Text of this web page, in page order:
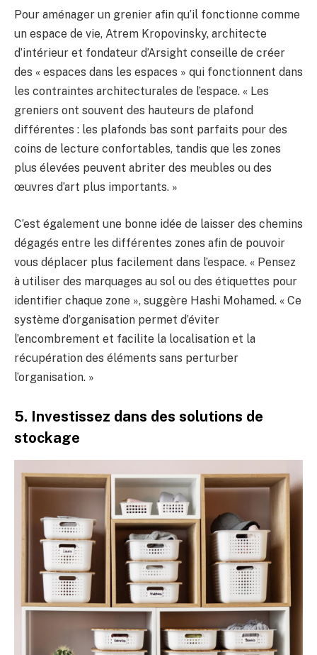
Pour aménager un grenier afin qu’il fonctionne comme
un espace de vie, Atrem Kropovinsky, architecte
d’intérieur et fondateur d’Arsight conseille de créer
des « espaces dans les espaces » qui fonctionnent dans
les contraintes architecturales de l’espace. « Les
greniers ont souvent des hauteurs de plafond
différentes : les plafonds bas sont parfaits pour des
coins de lecture confortables, tandis que les zones
plus élevées peuvent abriter des meubles ou des
œuvres d’art plus importants. »
C’est également une bonne idée de laisser des chemins
dégagés entre les différentes zones afin de pouvoir
vous déplacer plus facilement dans l’espace. « Pensez
à utiliser des marquages ​​au sol ou des étiquettes pour
identifier chaque zone », suggère Hashi Mohamed. « Ce
système d’organisation permet d’éviter
l’encombrement et facilite la localisation et la
récupération des éléments sans perturber
l’organisation. »
5. Investissez dans des solutions de
stockage